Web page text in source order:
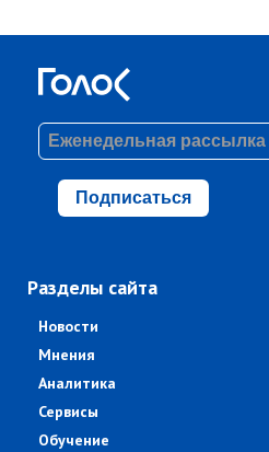
Подписаться
Разделы сайта
Новости
Мнения
Аналитика
Сервисы
Обучение